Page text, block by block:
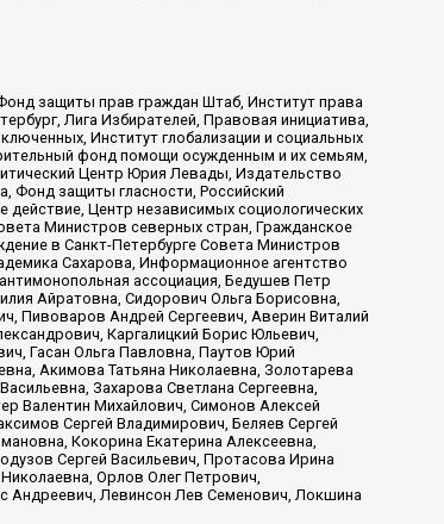
защиты прав граждан Штаб, Институт права
Лига Избирателей, Правовая инициатива,
Институт глобализации и социальных
фонд помощи осужденным и их семьям,
Центр Юрия Левады, Издательство
Фонд защиты гласности, Российский
действие, Центр независимых социологических
Министров северных стран, Гражданское
в Санкт-Петербурге Совета Министров
Сахарова, Информационное агентство
ассоциация, Бедушев Петр
Айратовна, Сидорович Ольга Борисовна,
Пивоваров Андрей Сергеевич, Аверин Виталий
Каргалицкий Борис Юльевич,
Гасан Ольга Павловна, Паутов Юрий
Акимова Татьяна Николаевна, Золотарева
Захарова Светлана Сергеевна,
Валентин Михайлович, Симонов Алексей
Сергей Владимирович, Беляев Сергей
Кокорина Екатерина Алексеевна,
Сергей Васильевич, Протасова Ирина
Орлов Олег Петрович,
Андреевич, Левинсон Лев Семенович, Локшина